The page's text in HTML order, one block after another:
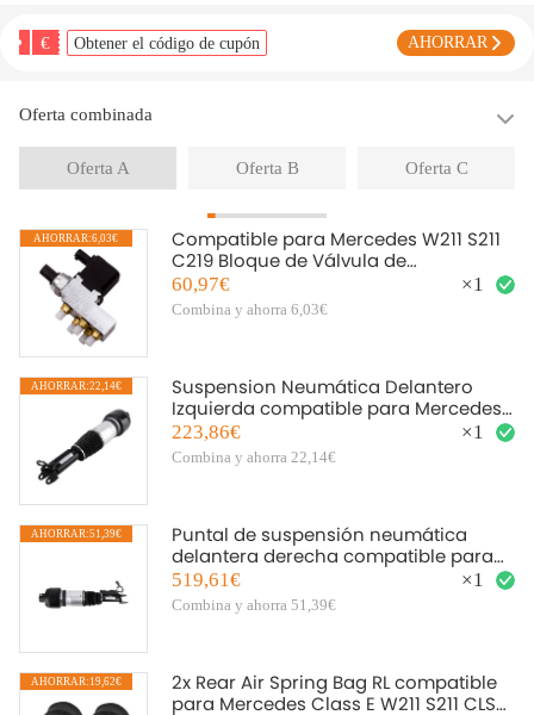
€ Obtener el código de cupón AHORRAR
Oferta combinada
Oferta A Oferta B Oferta C
AHORRAR:6,03€
Compatible para Mercedes W211 S211
C219 Bloque de Válvula de
Suspensión de Aire A2113200158
60,97€
Combina y ahorra 6,03€
×1
AHORRAR:22,14€
Suspension Neumática Delantero
Izquierda compatible para Mercedes-
Benz W211 S211 CLS C219
223,86€
Combina y ahorra 22,14€
×1
AHORRAR:51,39€
Puntal de suspensión neumática
delantera derecha compatible para
Mercedes CLS E-Class Airmatic
A2113209413
519,61€
Combina y ahorra 51,39€
×1
AHORRAR:19,62€
2x Rear Air Spring Bag RL compatible
para Mercedes Class E W211 S211 CLS